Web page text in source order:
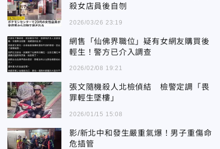
殺女店員後自刎
2026/03/26 23:19
網售「仙佛界職位」疑有女網友購買後
輕生！警方已介入調查
2026/02/08 19:21
張文隨機殺人北檢偵結 檢警定調「畏
罪輕生墜樓」
2026/01/15 15:08
影/新北中和發生嚴重氣爆！男子重傷命
危插管